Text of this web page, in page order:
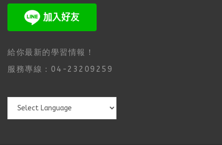
給你最新的學習情報！
服務專線：04-23209259